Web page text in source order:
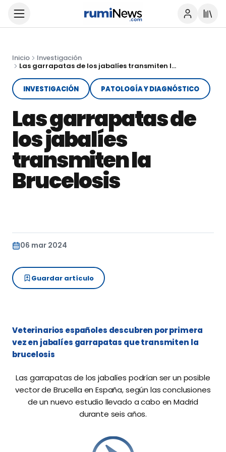
Inicio
Investigación
Las garrapatas de los jabalíes transmiten la Brucelosis
INVESTIGACIÓN PATOLOGÍA Y DIAGNÓSTICO
Las garrapatas de
los jabalíes
transmiten la
Brucelosis
06 mar 2024
Guardar artículo
Veterinarios españoles descubren por primera
vez en jabalíes garrapatas que transmiten la
brucelosis
Las garrapatas de los jabalíes podrían ser un posible
vector de Brucella en España, según las conclusiones
de un nuevo estudio llevado a cabo en Madrid
durante seis años.